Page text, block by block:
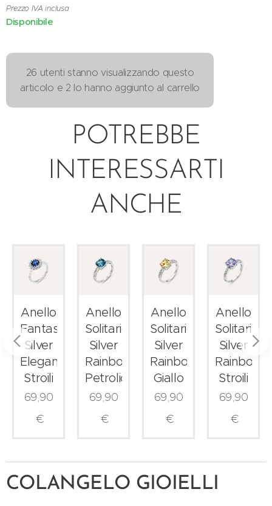
Prezzo IVA inclusa
Disponibile
26 utenti stanno visualizzando questo
articolo e 2 lo hanno aggiunto al carrello
POTREBBE
INTERESSARTI
ANCHE
Anello
Fantasia
Silver
Elegance
Stroili
69,90
€
Anello
Solitario
Silver
Rainbow
Petrolio
69,90
€
Anello
Solitario
Silver
Rainbow
Giallo
69,90
€
Anello
Solitario
Silver
Rainbow
Stroili
69,90
€
COLANGELO GIOIELLI